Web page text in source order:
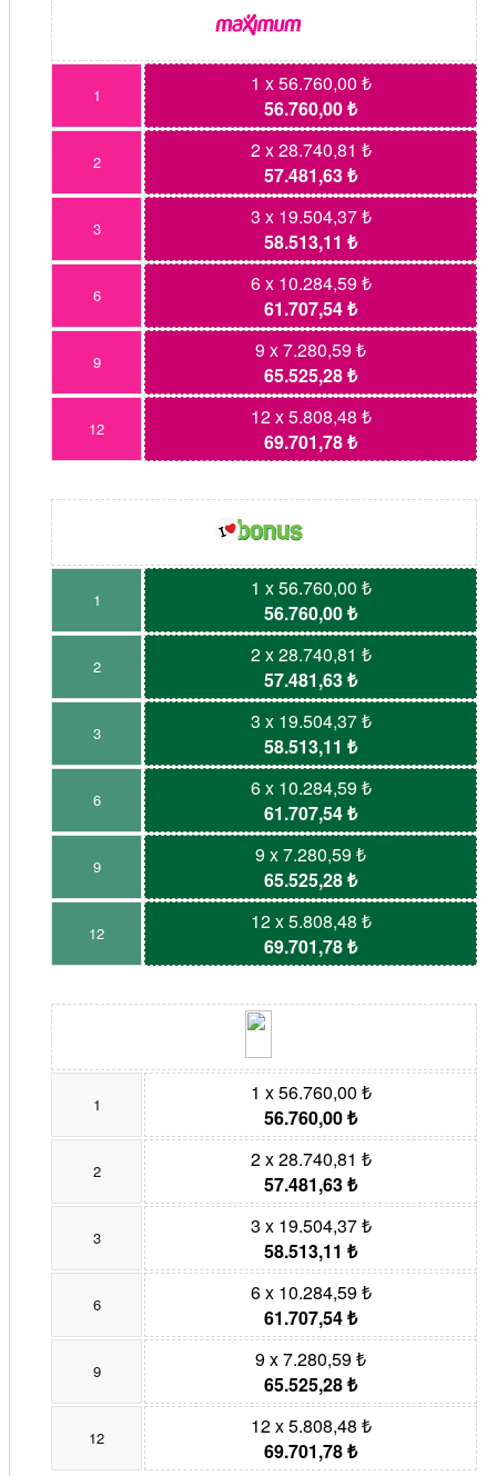
1
1 x 56.760,00 ₺
56.760,00 ₺
2
2 x 28.740,81 ₺
57.481,63 ₺
3
3 x 19.504,37 ₺
58.513,11 ₺
6
6 x 10.284,59 ₺
61.707,54 ₺
9
9 x 7.280,59 ₺
65.525,28 ₺
12
12 x 5.808,48 ₺
69.701,78 ₺
1
1 x 56.760,00 ₺
56.760,00 ₺
2
2 x 28.740,81 ₺
57.481,63 ₺
3
3 x 19.504,37 ₺
58.513,11 ₺
6
6 x 10.284,59 ₺
61.707,54 ₺
9
9 x 7.280,59 ₺
65.525,28 ₺
12
12 x 5.808,48 ₺
69.701,78 ₺
1
1 x 56.760,00 ₺
56.760,00 ₺
2
2 x 28.740,81 ₺
57.481,63 ₺
3
3 x 19.504,37 ₺
58.513,11 ₺
6
6 x 10.284,59 ₺
61.707,54 ₺
9
9 x 7.280,59 ₺
65.525,28 ₺
12
12 x 5.808,48 ₺
69.701,78 ₺